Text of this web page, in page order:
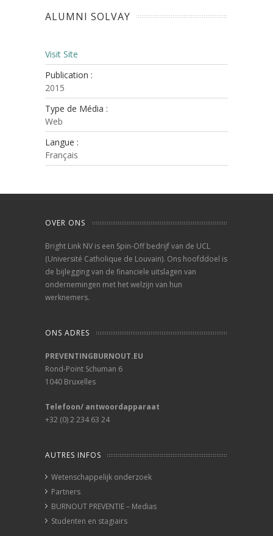
ALUMNI SOLVAY
Visit Site
Publication :
2015
Type de Média :
Web
Langue :
Français
OVER ONS
Bright Link NV is een Spin-Off bedrijf van de UCL
(Université Catholique de Louvain). Ons hoofddoel is
de bijlegging van de financiele uitslagen van
ondernemingen met het welzijn van hun
werknemers.
ONS ADRES
PREVENTINGBURNOUT.EU
Rond-Point Schuman 6
1040 Bruxelles
Telefoon/ antwoordapparaat
+32 (0) 2 234 63 24
AUTRES INFOS
Wetenschappelijk onderzoek
Partners
BURNOUT PREVENTIE – Medias
Studenten en stagiairs